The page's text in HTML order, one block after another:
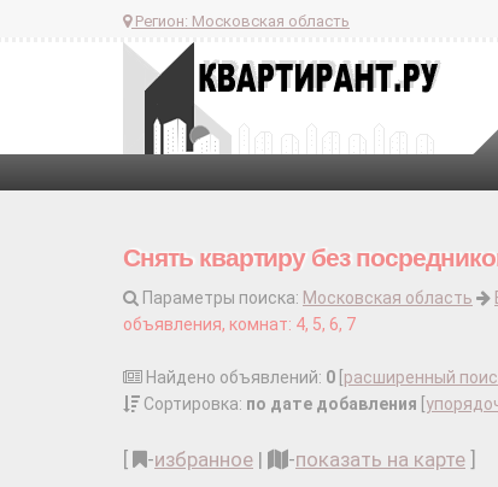
Регион: Московская область
Снять квартиру без
Параметры поиска: Московская область
объявления, комнат: 4, 5, 6, 7
Найдено объявлений: 0 расширенный
Сортировка: по дате добавления
-избранное | -показать на карте